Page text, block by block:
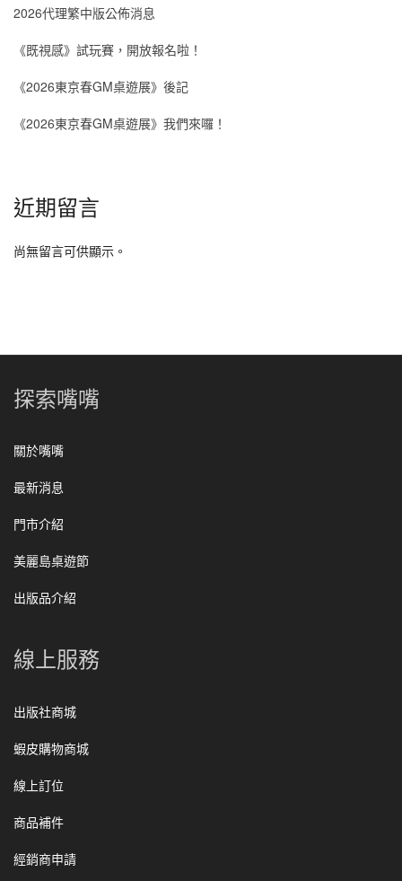
2026代理繁中版公佈消息
《既視感》試玩賽，開放報名啦！
《2026東京春GM桌遊展》後記
《2026東京春GM桌遊展》我們來囉！
近期留言
尚無留言可供顯示。
探索嘴嘴
關於嘴嘴
最新消息
門市介紹
美麗島桌遊節
出版品介紹
線上服務
出版社商城
蝦皮購物商城
線上訂位
商品補件
經銷商申請